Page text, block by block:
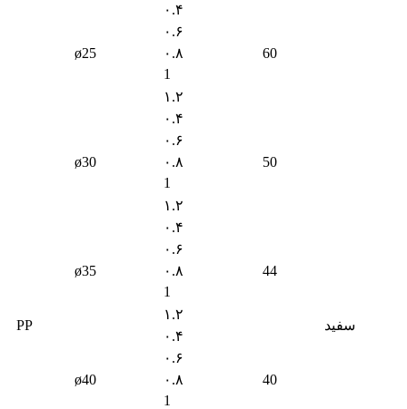
PP
ø25
۰.۴
60
سفید
۰.۶
۰.۸
1
۱.۲
ø30
۰.۴
50
۰.۶
۰.۸
1
۱.۲
ø35
۰.۴
44
۰.۶
۰.۸
1
۱.۲
ø40
۰.۴
40
۰.۶
۰.۸
1